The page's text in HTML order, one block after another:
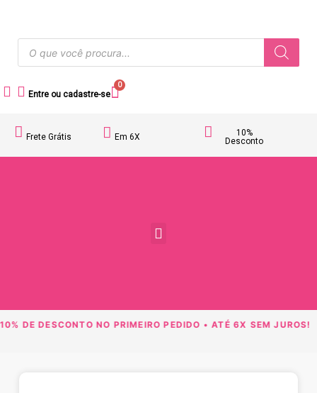
Entre ou cadastre-se
0
Frete Grátis Em 6X
10%
Desconto
DE DESCONTO NO PRIMEIRO PEDIDO • ATÉ 6X SEM JUROS!